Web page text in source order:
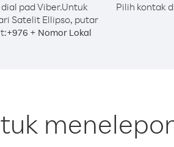
pad Viber.Untuk
Satelit Ellipso, putar
+976 + Nomor Lokal
Pilih kontak